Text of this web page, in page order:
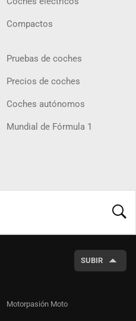
Compactos
Pruebas de coches
Precios de coches
Coches autónomos
Mundial de Fórmula 1
SUBIR
Motorpasión Moto